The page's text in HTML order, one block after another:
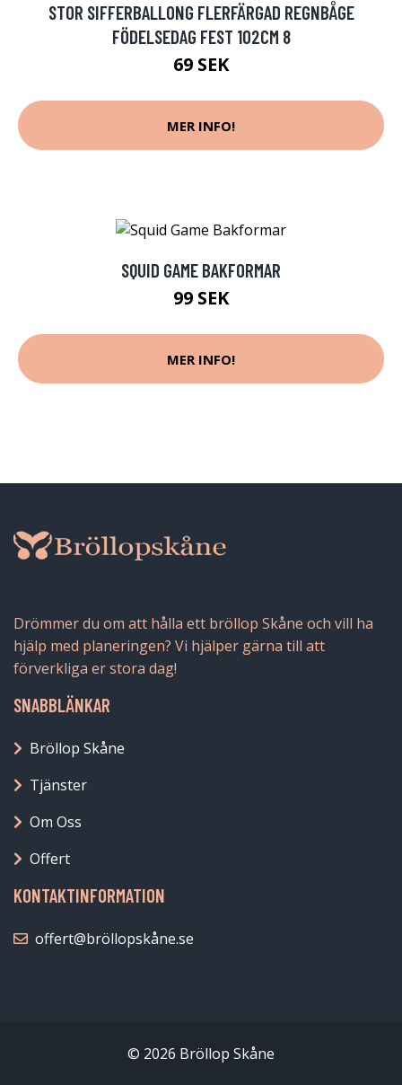
STOR SIFFERBALLONG FLERFÄRGAD REGNBÅGE
FÖDELSEDAG FEST 102CM 8
69 SEK
MER INFO!
SQUID GAME BAKFORMAR
99 SEK
MER INFO!
Drömmer du om att hålla ett bröllop Skåne och vill ha
hjälp med planeringen? Vi hjälper gärna till att
förverkliga er stora dag!
SNABBLÄNKAR
Bröllop Skåne
Tjänster
Om Oss
Offert
KONTAKTINFORMATION
offert@bröllopskåne.se
© 2026 Bröllop Skåne